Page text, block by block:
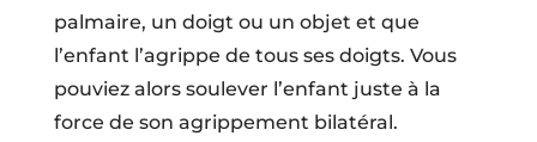
palmaire, un doigt ou un objet et que
l’enfant l’agrippe de tous ses doigts. Vous
pouviez alors soulever l’enfant juste à la
force de son agrippement bilatéral.